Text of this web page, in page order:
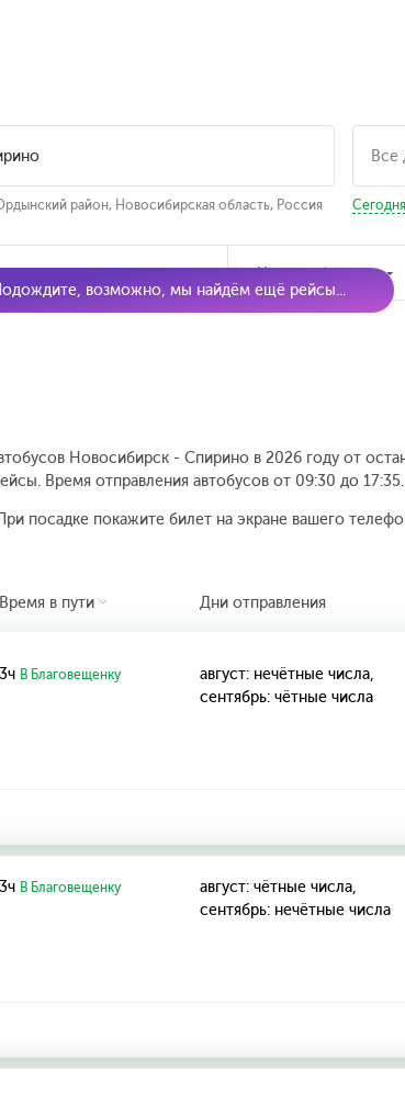
район, Новосибирская область, Россия Сегодня
Наличие билетов
Новосибирск - Спирино в 2026 году от
Время отправления автобусов от 09:30 до 17:35.
посадке покажите билет на экране вашего
возможно, мы найдём ещё рейсы...
Время в пути Дни отправления
3ч В Благовещенку
август: нечётные числа,
сентябрь: чётные числа
3ч В Благовещенку
август: чётные числа,
сентябрь: нечётные числа